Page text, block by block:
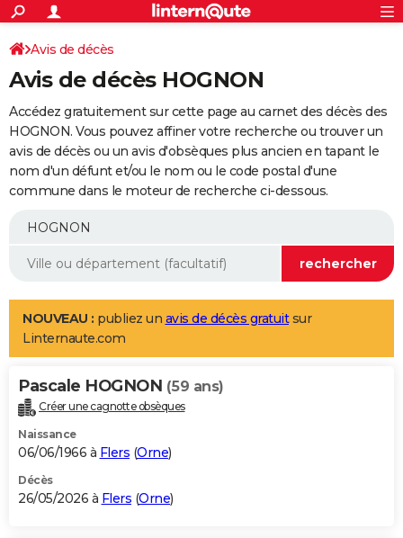
ACTUALITÉS
Politique
Société
Faits Divers
Education
Monde
Villes
+
SPORT
Coupe du monde 2026
Football
Tennis
Cyclisme
Rugby
Forum
Programme TV
TNT
Streaming
Cinéma
Sorties cinéma
Musique
+
FINANCE
Retraite
Epargne
Immobilier
Risques naturels par ville
Banque
Assurance
AUTO
Essais
Réserver un essai
Citadines
Berlines
SUV
Forum auto
+
Mobiles
Meilleur smartphone
Internet
Ordinateurs
Jeux vidéo
Guide high-tech
Aménagement intérieur
LIFESTYLE
Art de vivre
Bien-être
Loisirs
Mode
Modes de vie
Alimentation
Guide de la santé
Maladies
Médicaments
Sommeil
VOYAGE
Destinations
City break
Voyage nature
Voyage de noces
Forum
Climat
+PHOTO
GUIDES D'ACHAT
BONS PLANS
Avis de décès
Avis de décès HOGNON
Accédez gratuitement sur cette page au carnet des décès des
HOGNON. Vous pouvez affiner votre recherche ou trouver un
avis de décès ou un avis d'obsèques plus ancien en tapant le
nom d'un défunt et/ou le nom ou le code postal d'une
commune dans le moteur de recherche ci-dessous.
NOUVEAU : publiez un avis de décès gratuitsur
Linternaute.com
Pascale HOGNON (59 ans)
Créer une cagnotte obsèques
Naissance
06/06/1966 à Flers (Orne)
Décès
26/05/2026 à Flers (Orne)